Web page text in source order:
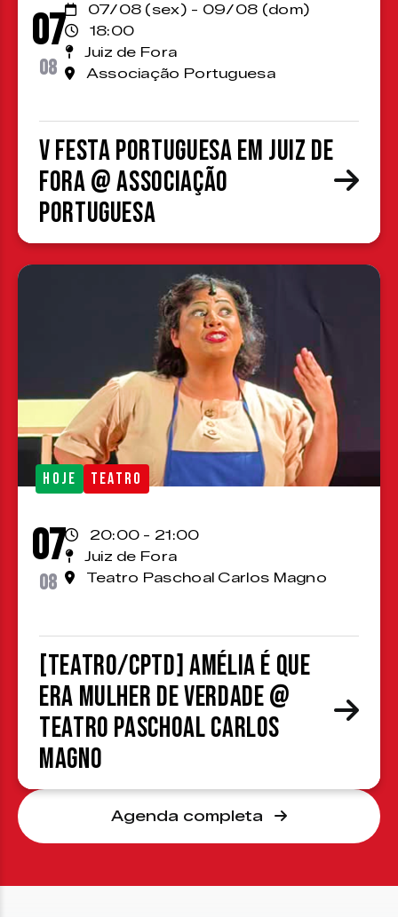
07
08
07/08 (sex) - 09/08 (dom)
18:00
Juiz de Fora
Associação Portuguesa
V Festa Portuguesa em Juiz de
Fora @ Associação
Portuguesa
HOJE TEATRO
07
08
20:00 - 21:00
Juiz de Fora
Teatro Paschoal Carlos Magno
[TEATRO/CPTD] Amélia é que
era mulher de verdade @
Teatro Paschoal Carlos
Magno
Agenda completa